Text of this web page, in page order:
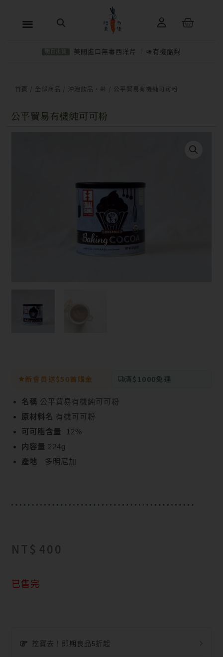
購
美國進口無毒西洋芹 🥑有機酪梨
首頁 全部商品 沖泡飲品・茶 / 公平貿易有機純可可粉
公平貿易有機純可可粉
新會員送$50首購金 滿$1000免運
名稱 公平貿易有機純可可粉
原材料名 有機可可粉
可可脂含量 12%
内容量 224g
產地
多明尼加
NT$ 400
已售完
挖寶去！即期良品5折起